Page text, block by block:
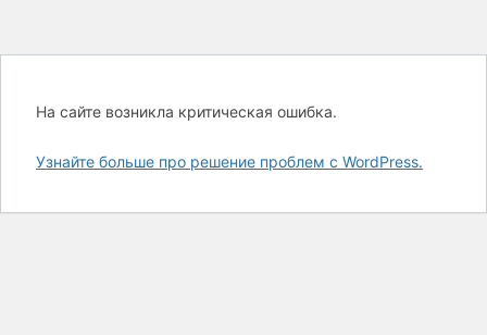
На сайте возникла критическая ошибка.
Узнайте больше про решение проблем с WordPress.